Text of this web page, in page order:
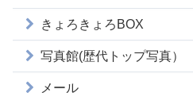
きょろきょろBOX
写真館(歴代トップ写真）
メール